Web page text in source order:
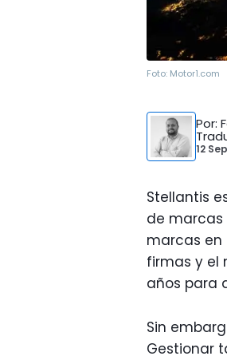
Foto: Motor1.com
Por:
12
Stellantis
de marcas
marcas en
firmas y el
años para
Sin
Gestionar